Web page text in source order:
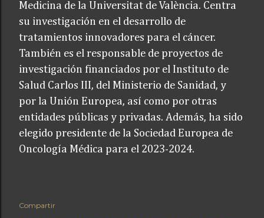
Medicina de la Universitat de València. Centra
su investigación en el desarrollo de
tratamientos innovadores para el cáncer.
También es el responsable de proyectos de
investigación financiados por el Instituto de
Salud Carlos III, del Ministerio de Sanidad, y
por la Unión Europea, así como por otras
entidades públicas y privadas. Además, ha sido
elegido presidente de la Sociedad Europea de
Oncología Médica para el 2023-2024.
Compartir